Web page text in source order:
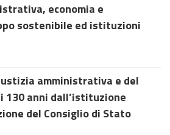
economia e
sostenibile ed istituzioni
amministrativa e del
130 anni dall’istituzione
del Consiglio di Stato